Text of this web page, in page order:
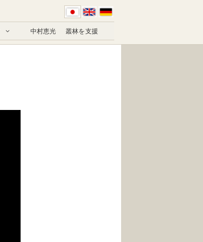
中村恵光 叢林を支援